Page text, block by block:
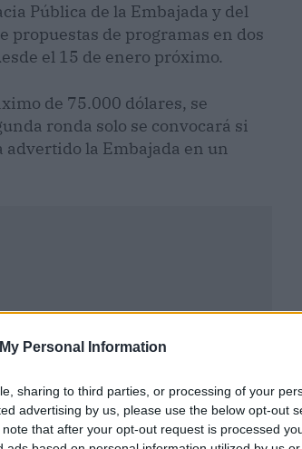
Personal Information
sharing to third parties, or processing of your
advertising by us, please use the below opt-out
that after your opt-out request is processed
Pública de la Embajada y del
propuestas de programas en dos
el 15 de enero próximo.
de 75.000 dólares, se
ronda solo se convocará si
la Embajada en un